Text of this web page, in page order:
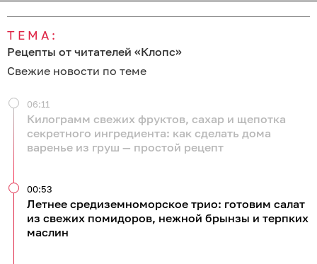
ТЕМА:
Рецепты от читателей «Клопс»
Свежие новости по теме
Килограмм свежих фруктов, сахар и щепотка
секретного ингредиента: как сделать дома
варенье из груш — простой рецепт
06:11
Летнее средиземноморское трио: готовим салат
из свежих помидоров, нежной брынзы и терпких
маслин
00:53